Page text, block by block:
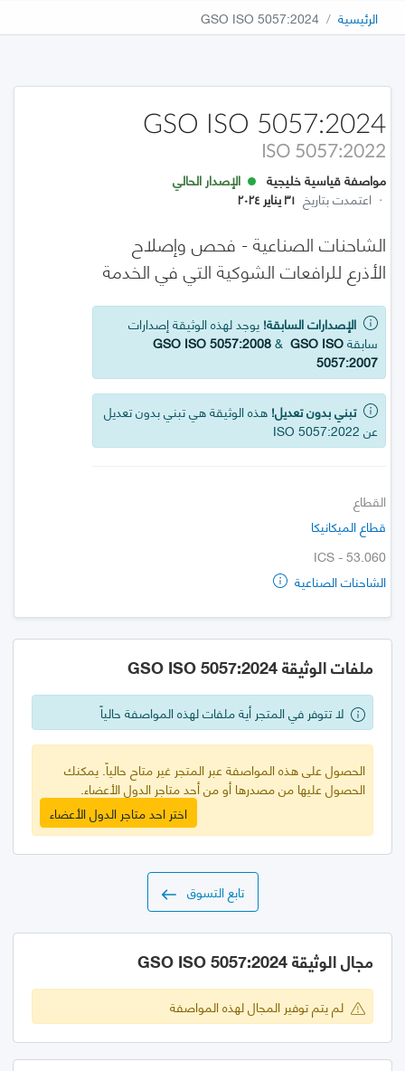
الرئيسية GSO ISO 5057:2024
GSO ISO 5057:2024
ISO 5057:2022
مواصفة قياسية خليجية
الإصدار الحالي
· اعتمدت بتاريخ ٣١ يناير ٢٠٢٤
الشاحنات الصناعية - فحص وإصلاح
الأذرع للرافعات الشوكية التي في الخدمة
الإصدارات السابقة! يوجد لهذه الوثيقة إصدارات
سابقة
GSO ISO 5057:2008& GSO ISO
5057:2007
تبني بدون تعديل! هذه الوثيقة هي تبني بدون تعديل
عن ISO 5057:2022
القطاع
قطاع الميكانيكا
ICS - 53.060
الشاحنات الصناعية
ملفات الوثيقة GSO ISO 5057:2024
لا تتوفر في المتجر أية ملفات لهذه المواصفة حالياً
الحصول على هذه المواصفة عبر المتجر غير متاح حالياً. يمكنك
الحصول عليها من مصدرها أو من أحد متاجر الدول الأعضاء.
اختر احد متاجر الدول الأعضاء
تابع التسوق
مجال الوثيقة GSO ISO 5057:2024
لم يتم توفير المجال لهذه المواصفة